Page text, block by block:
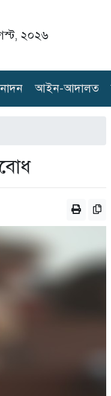
২০২৬
আইন-আদালত